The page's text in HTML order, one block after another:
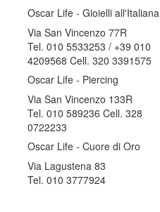
Oscar Life - Gioielli all'Italiana
Via San Vincenzo 77R
Tel. 010 5533253 / +39 010
4209568 Cell. 320 3391575
Oscar Life - Piercing
Via San Vincenzo 133R
Tel. 010 589236 Cell. 328
0722233
Oscar Life - Cuore di Oro
Via Lagustena 83
Tel. 010 3777924